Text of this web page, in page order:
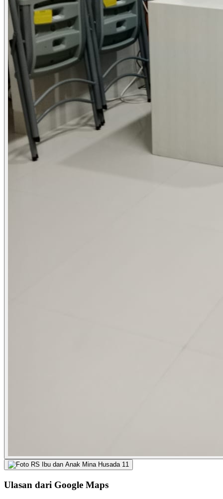
Ulasan dari Google Maps